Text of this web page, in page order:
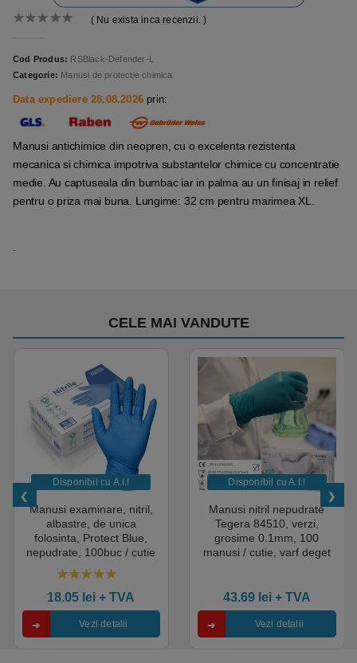
( Nu exista inca recenzii. )
Cod Produs: RSBlack-Defender-L
Categorie: Manusi de protectie chimica
Data expediere 28.08.2026 prin:
Manusi antichimice din neopren, cu o excelenta rezistenta
mecanica si chimica impotriva substantelor chimice cu concentratie
medie. Au captuseala din bumbac iar in palma au un finisaj in relief
pentru o priza mai buna. Lungime: 32 cm pentru marimea XL.
CELE MAI VANDUTE
Disponibil cu A.I.​!
Manusi examinare, nitril,
albastre, de unica
folosinta, Protect Blue,
nepudrate, 100buc / cutie
pentru medical, HoReCa,
saloane si domeniul
industrial, calitate premium
18.05 lei + TVA
Vezi detalii
Disponibil cu A.I.​!
Manusi nitril nepudrate
Tegera 84510, verzi,
grosime 0.1mm, 100
manusi / cutie, varf deget
43.69 lei+ TVA
Vezi detalii